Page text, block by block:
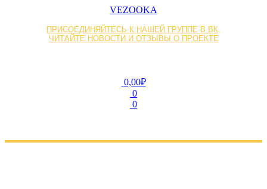
VEZOOKA
ПРИСОЕДИНЯЙТЕСЬ К НАШЕЙ ГРУППЕ В ВК,
ЧИТАЙТЕ НОВОСТИ И ОТЗЫВЫ О ПРОЕКТЕ
0,00₽
0
0